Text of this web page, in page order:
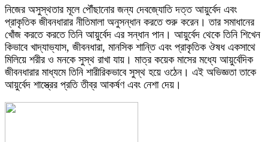
নিজের অসুস্থতার মূলে পৌঁছানোর জন্য দেবজ্যোতি দত্ত আয়ুর্বেদ এবং
প্রাকৃতিক জীবনধারার নীতিমালা অনুসন্ধান করতে শুরু করেন। তার সমাধানের
খোঁজ করতে করতে তিনি আয়ুর্বেদ এর সন্ধান পান। আয়ুর্বেদ থেকে তিনি শিখেন
কিভাবে খাদ্যাভ্যাস, জীবনধারা, মানসিক শান্তি এবং প্রাকৃতিক ঔষধ একসাথে
মিলিয়ে শরীর ও মনকে সুস্থ রাখা যায়। মাত্র কয়েক মাসের মধ্যে আয়ুর্বেদিক
জীবনধারার মাধ্যমে তিনি শারীরিকভাবে সুস্থ হয়ে ওঠেন। এই অভিজ্ঞতা তাকে
আয়ুর্বেদ শাস্ত্রের প্রতি তীব্র আকর্ষণ এবং নেশা দেয়।